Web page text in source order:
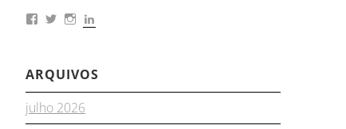
ARQUIVOS
julho 2026